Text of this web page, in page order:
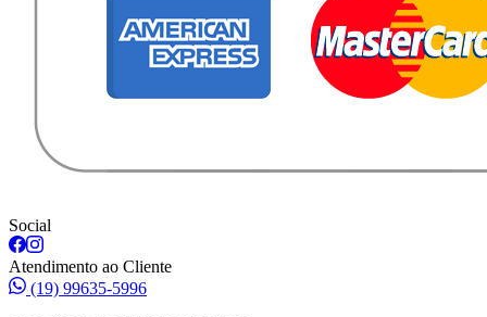
Social
Atendimento ao Cliente
(19) 99635-5996